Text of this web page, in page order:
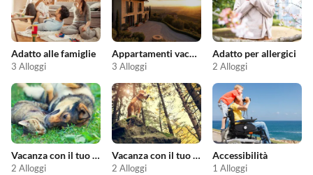
Adatto alle famiglie
3 Alloggi
Appartamenti vacanze economici
3 Alloggi
Adatto per allergici
2 Alloggi
Vacanza con il tuo animale domestico
2 Alloggi
Vacanza con il tuo cane
2 Alloggi
Accessibilità
1 Alloggi